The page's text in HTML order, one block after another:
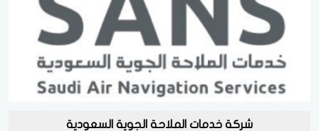
شركة خدمات الملاحة الجوية السعودية